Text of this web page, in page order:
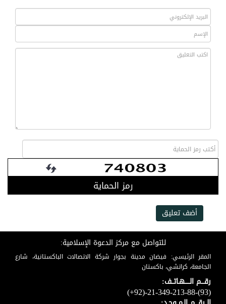
رمز الحماية
أضف تعليق
للتواصل مع مركز الدعوة الإسلامية:
المقر الرئيسي: فيضان مدينة بجوار شركة الاتصالات الباكستانية، شارع
الجامعة، كراتشي، باكستان
رقـــم الـــــهـاتــف:
(+92)-21-349-213-88-(93)